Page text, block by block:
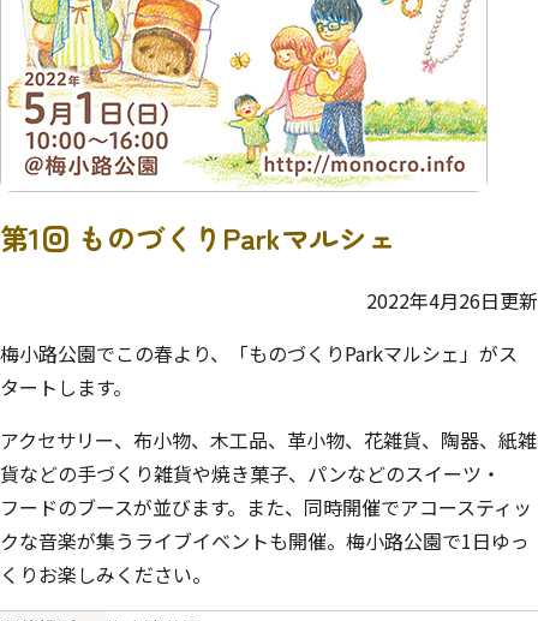
第1回 ものづくりParkマルシェ
2022年4月26日更新
梅小路公園でこの春より、「ものづくりParkマルシェ」がス
タートします。
アクセサリー、布小物、木工品、革小物、花雑貨、陶器、紙雑
貨などの手づくり雑貨や焼き菓子、パンなどのスイーツ・
フードのブースが並びます。また、同時開催でアコースティッ
クな音楽が集うライブイベントも開催。梅小路公園で1日ゆっ
くりお楽しみください。